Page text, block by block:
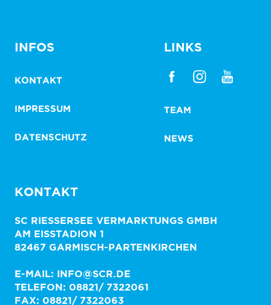
INFOS
KONTAKT
IMPRESSUM
DATENSCHUTZ
KONTAKT
SC RIESSERSEE VERMARKTUNGS GMBH
AM EISSTADION 1
82467 GARMISCH-PARTENKIRCHEN
E-MAIL: INFO@SCR.DE
TELEFON: 08821/ 7322061
FAX: 08821/ 7322063
LINKS
TEAM
NEWS